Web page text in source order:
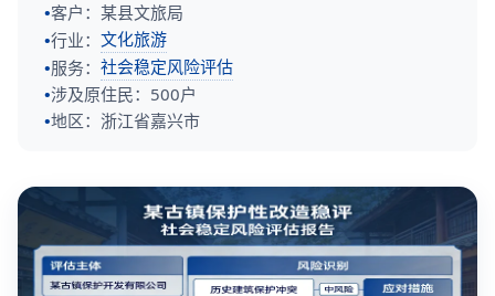
客户：某县文旅局
行业： 文化旅游
服务： 社会稳定风险评估
涉及原住民：500户
地区：浙江省嘉兴市